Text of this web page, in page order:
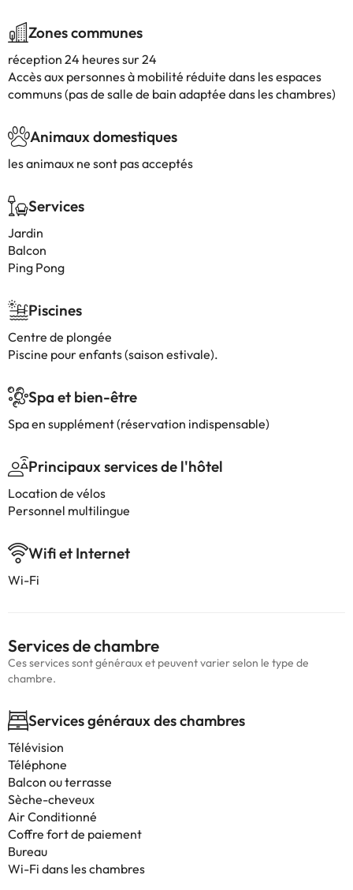
Zones communes
réception 24 heures sur 24
Accès aux personnes à mobilité réduite dans les espaces
communs (pas de salle de bain adaptée dans les chambres)
Animaux domestiques
les animaux ne sont pas acceptés
Services
Jardin
Balcon
Ping Pong
Piscines
Centre de plongée
Piscine pour enfants (saison estivale).
Spa et bien-être
Spa en supplément (réservation indispensable)
Principaux services de l'hôtel
Location de vélos
Personnel multilingue
Wifi et Internet
Wi-Fi
Services de chambre
Ces services sont généraux et peuvent varier selon le type de
chambre.
Services généraux des chambres
Télévision
Téléphone
Balcon ou terrasse
Sèche-cheveux
Air Conditionné
Coffre fort de paiement
Bureau
Wi-Fi dans les chambres